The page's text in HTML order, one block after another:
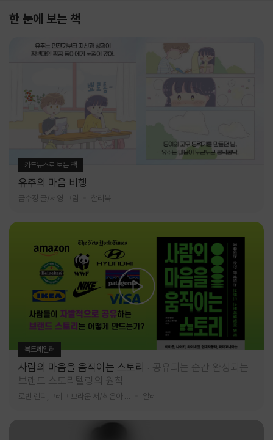
한 눈에 보는 책
카드뉴스로 보는 책
유주의 마음 비행
금수정 글/서영 그림 찰리북
북트레일러
사람의 마음을 움직이는 스토리
공유되는 순간 완성되는
브랜드 스토리텔링의 원칙
알레